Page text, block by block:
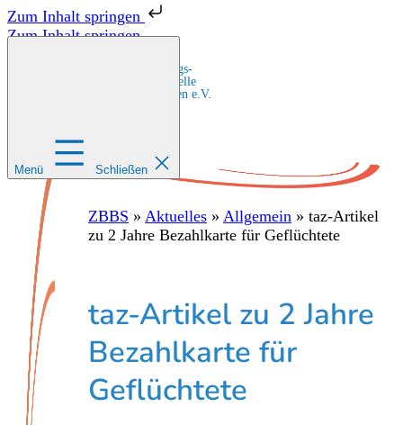
Zum Inhalt springen
Zum Inhalt springen
Zentrale Bildungs-
und Beratungsstelle
für Migrant:innen e.V.
Menü Schließen
ZBBS » Aktuelles » Allgemein » taz-Artikel
zu 2 Jahre Bezahlkarte für Geflüchtete
taz-Artikel zu 2 Jahre
Bezahlkarte für
Geflüchtete